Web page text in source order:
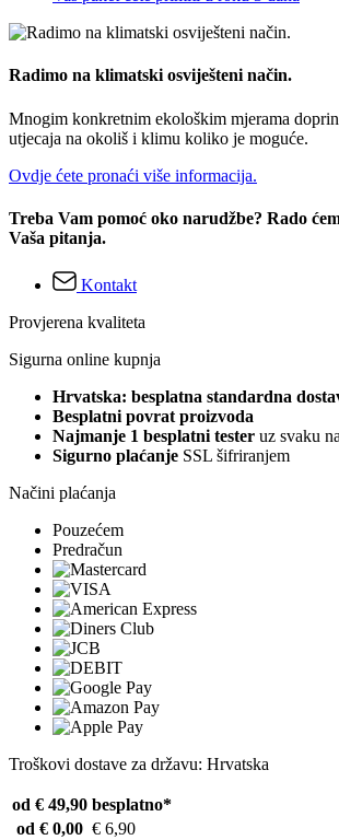
Radimo na klimatski osviješteni način.
Mnogim konkretnim ekološkim mjerama
utjecaja na okoliš i klimu koliko je moguće.
Ovdje ćete pronaći više informacija.
Treba Vam pomoć oko narudžbe? Rado
Vaša pitanja.
Kontakt
Provjerena kvaliteta
Sigurna online kupnja
Hrvatska: besplatna standardna
Besplatni povrat proizvoda
Najmanje 1 besplatni tester uz svaku
Sigurno plaćanje SSL šifriranjem
Načini plaćanja
Pouzećem
Predračun
Troškovi dostave za državu: Hrvatska
od € 49,90 besplatno*
od € 0,00 € 6,90